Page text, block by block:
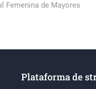
Femenina de Mayores
Plataforma de